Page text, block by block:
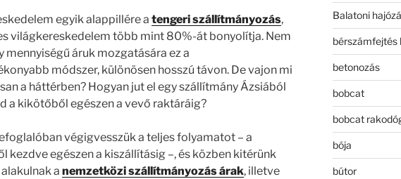
egyik alappillére a tengeri szállítmányozás,
világkereskedelem több mint 80%-át bonyolítja. Nem
mennyiségű áruk mozgatására ez a
módszer, különösen hosszú távon. De vajon mi
a háttérben? Hogyan jut el egy szállítmány Ázsiából
a kikötőből egészen a vevő raktáráig?
végigvesszük a teljes folyamatot – a
kezdve egészen a kiszállításig –, és közben kitérünk
a nemzetközi szállítmányozás árak, illetve
Balatoni
bérszámfejtés
betonozás
bobcat
bobcat
bója
bútor